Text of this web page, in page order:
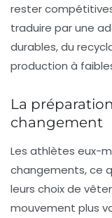
rester
traduire par une
durables, du
production à
La
changement
Les athlètes eux-
changements, ce
leurs choix de
mouvement plus